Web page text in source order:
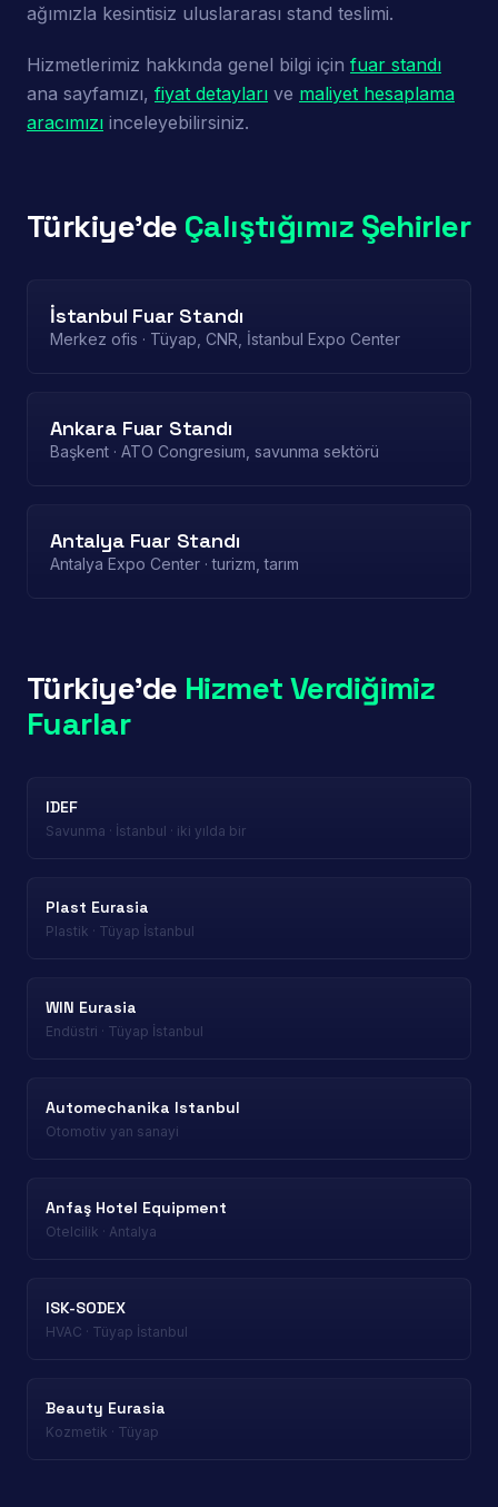
ağımızla kesintisiz uluslararası stand teslimi.
Hizmetlerimiz hakkında genel bilgi için fuar standı
ana sayfamızı, fiyat detayları ve maliyet hesaplama
aracımızı inceleyebilirsiniz.
Türkiye'de Çalıştığımız Şehirler
İstanbul Fuar Standı
Merkez ofis · Tüyap, CNR, İstanbul Expo Center
Ankara Fuar Standı
Başkent · ATO Congresium, savunma sektörü
Antalya Fuar Standı
Antalya Expo Center · turizm, tarım
Türkiye'de Hizmet Verdiğimiz
Fuarlar
IDEF
Savunma · İstanbul · iki yılda bir
Plast Eurasia
Plastik · Tüyap İstanbul
WIN Eurasia
Endüstri · Tüyap İstanbul
Automechanika Istanbul
Otomotiv yan sanayi
Anfaş Hotel Equipment
Otelcilik · Antalya
ISK-SODEX
HVAC · Tüyap İstanbul
Beauty Eurasia
Kozmetik · Tüyap